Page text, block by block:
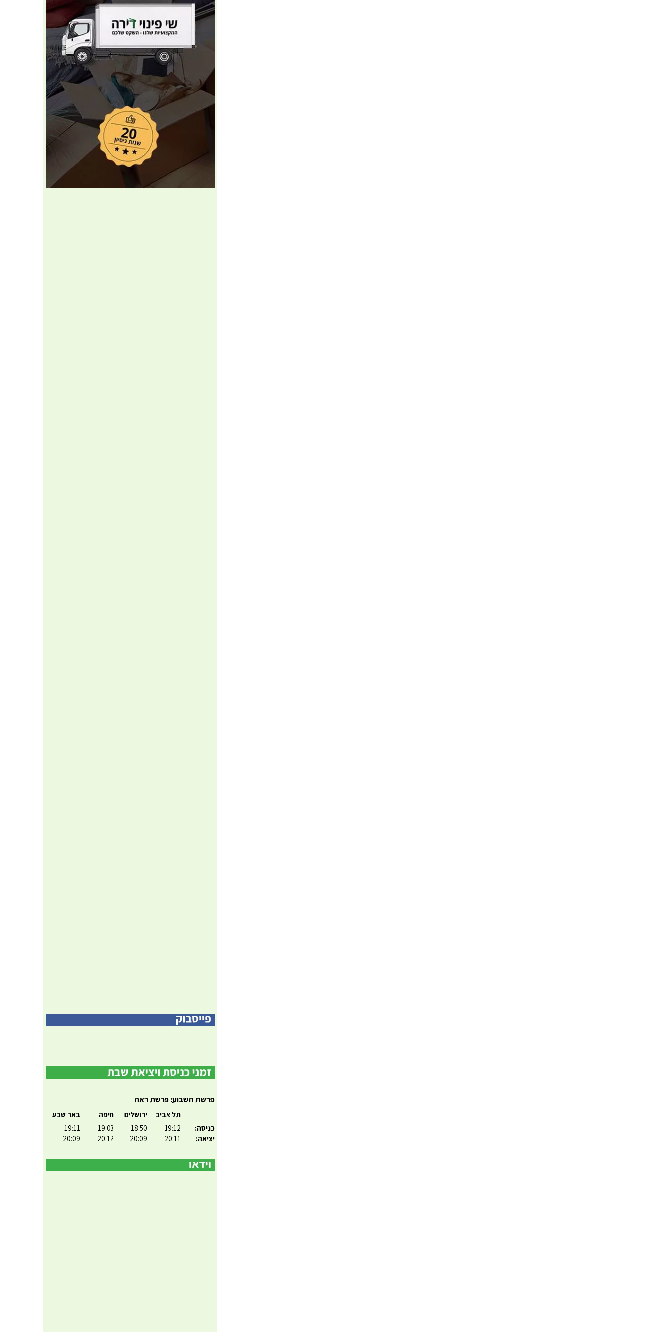
פרשת השבוע: פרשת ראה
כניסה:
יציאה:
תל אביב
19:12
20:11
ירושלים
18:50
20:09
חיפה
19:03
20:12
באר שבע
19:11
20:09